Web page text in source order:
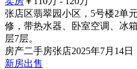
张店区翡翠园小区，5号楼2单
修，带热水器、卧室空调、冰
层7层。
房产二手房张店2025年7月14日
新房出售